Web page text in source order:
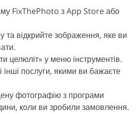
FixThePhoto з App Store або
та відкрийте зображення, яке ви
целюліт» у меню інструментів.
інші послуги, якими ви бажаєте
фотографію з програми
коли ви зробили замовлення.